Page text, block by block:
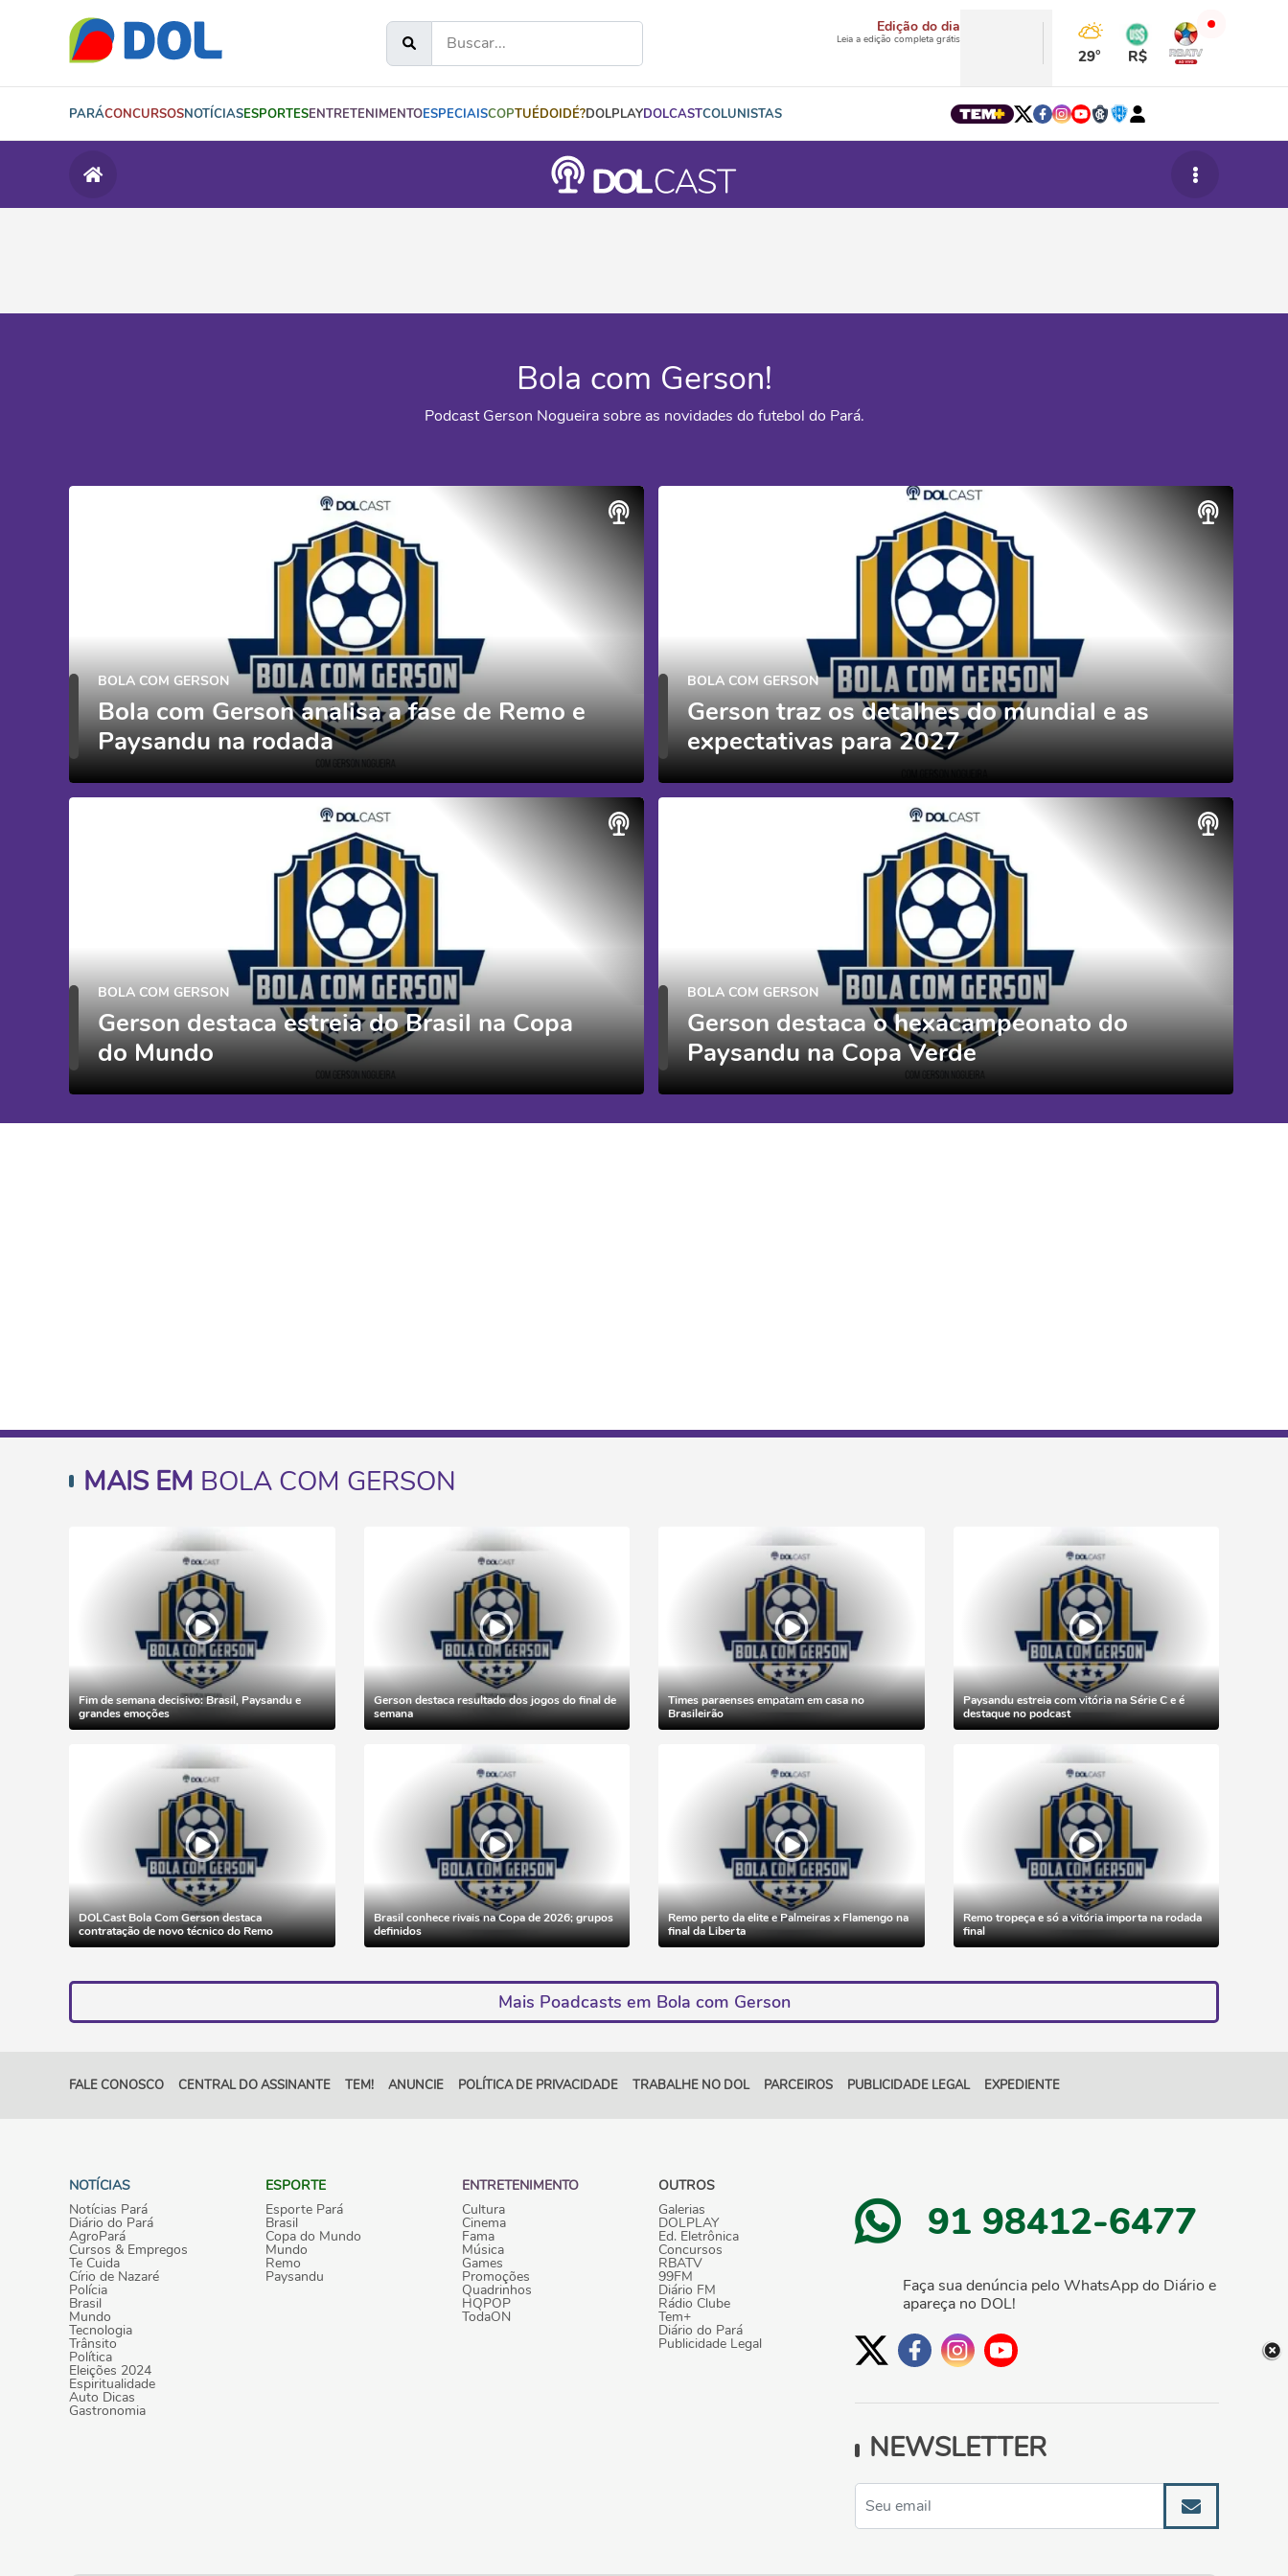
Edição do dia
Leia a edição completa grátis
29° R$
PARÁCONCURSOSNOTÍCIASESPORTESENTRETENIMENTOESPECIAISCOPTUÉDOIDÉ?DOLPLAYDOLCASTCOLUNISTAS
Bola com Gerson!
Podcast Gerson Nogueira sobre as novidades do futebol do Pará.
BOLA COM GERSON
Bola com Gerson analisa a fase de Remo e
Paysandu na rodada
BOLA COM GERSON
Gerson traz os detalhes do mundial e as
expectativas para 2027
BOLA COM GERSON
Gerson destaca estreia do Brasil na Copa
do Mundo
BOLA COM GERSON
Gerson destaca o hexacampeonato do
Paysandu na Copa Verde
MAIS EM BOLA COM GERSON
Fim de semana decisivo: Brasil, Paysandu e
grandes emoções
Gerson destaca resultado dos jogos do final de
semana
Times paraenses empatam em casa no
Brasileirão
Paysandu estreia com vitória na Série C e é
destaque no podcast
DOLCast Bola Com Gerson destaca
contratação de novo técnico do Remo
Brasil conhece rivais na Copa de 2026; grupos
definidos
Remo perto da elite e Palmeiras x Flamengo na
final da Liberta
Remo tropeça e só a vitória importa na rodada
final
Mais Poadcasts em Bola com Gerson
FALE CONOSCO CENTRAL DO ASSINANTE TEM! ANUNCIE POLÍTICA DE PRIVACIDADE TRABALHE NO DOL PARCEIROS PUBLICIDADE LEGAL EXPEDIENTE
NOTÍCIAS
Notícias Pará
Diário do Pará
AgroPará
Cursos & Empregos
Te Cuida
Círio de Nazaré
Polícia
Brasil
Mundo
Tecnologia
Trânsito
Política
Eleições 2024
Espiritualidade
Auto Dicas
Gastronomia
ESPORTE
Esporte Pará
Brasil
Copa do Mundo
Mundo
Remo
Paysandu
ENTRETENIMENTO
Cultura
Cinema
Fama
Música
Games
Promoções
Quadrinhos
HQPOP
TodaON
OUTROS
Galerias
DOLPLAY
Ed. Eletrônica
Concursos
RBATV
99FM
Diário FM
Rádio Clube
Tem+
Diário do Pará
Publicidade Legal
91 98412-6477
Faça sua denúncia pelo WhatsApp do Diário e
apareça no DOL!
NEWSLETTER